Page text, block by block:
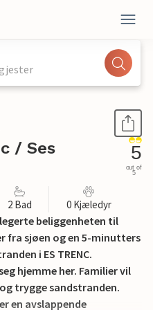
/ Ses
5
out of
5
2 Bad 0 Kjæledyr
beliggenheten til
fra sjøen og en 5-minutters
i ES TRENC.
hjemme her. Familier vil
trygge sandstranden.
en avslappende